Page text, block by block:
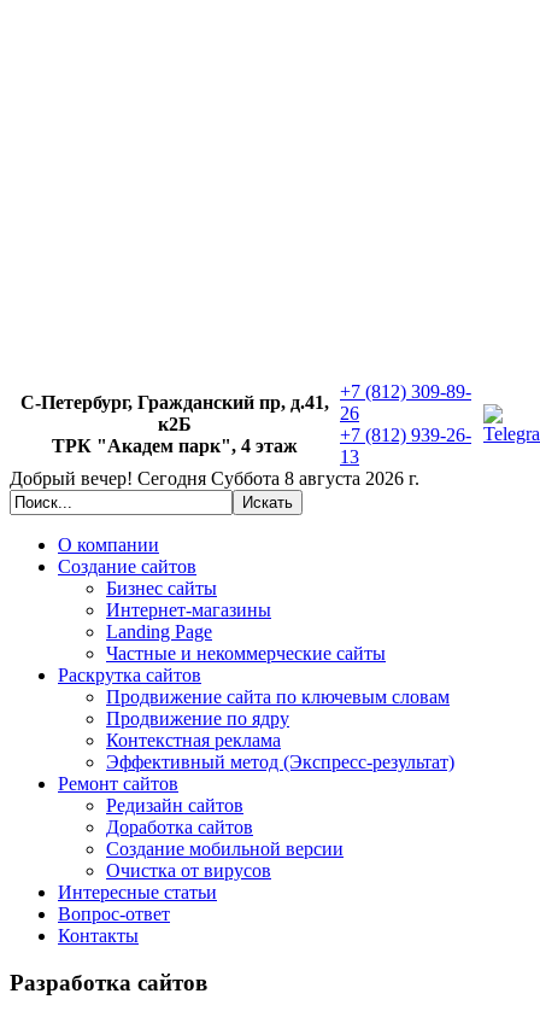
С-Петербург, Гражданский пр, д.41,
к2Б
ТРК "Академ парк", 4 этаж
+7 (812) 309-89-
26
+7 (812) 939-26-
13
Добрый вечер! Сегодня Суббота 8 августа 2026 г.
О компании
Создание сайтов
Бизнес сайты
Интернет-магазины
Landing Page
Частные и некоммерческие сайты
Раскрутка сайтов
Продвижение сайта по ключевым словам
Продвижение по ядру
Контекстная реклама
Эффективный метод (Экспресс-результат)
Ремонт сайтов
Редизайн сайтов
Доработка сайтов
Создание мобильной версии
Очистка от вирусов
Интересные статьи
Вопрос-ответ
Контакты
Разработка сайтов